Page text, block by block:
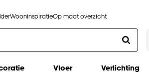
WooninspiratieOp maat overzicht
Vloer Verlichting